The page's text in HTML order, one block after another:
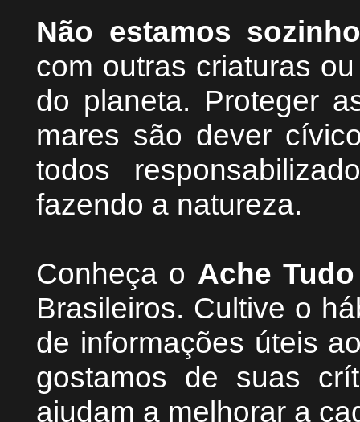
Não estamos
com outras criaturas
do planeta. Proteger
mares são dever
todos
fazendo a natureza.
Conheça o Ache
Brasileiros. Cultive o
de informações úteis
gostamos de suas
ajudam a melhorar a